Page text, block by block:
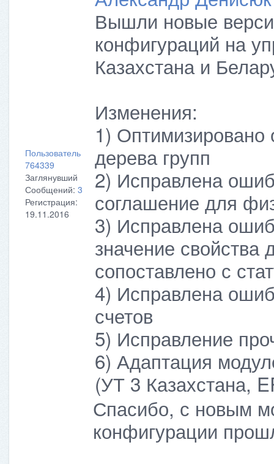
Пользователь
764339
Заглянувший
Сообщений: 3
Регистрация:
19.11.2016
Вышли новые
конфигураций на
Казахстана и
Изменения:
1) Оптимизировано
дерева групп
2) Исправлена
соглашение для
3) Исправлена
значение свойства
сопоставлено с
4) Исправлена
счетов
5) Исправление
6) Адаптация
(УТ 3 Казахстана,
Спасибо, с новым
конфигурации